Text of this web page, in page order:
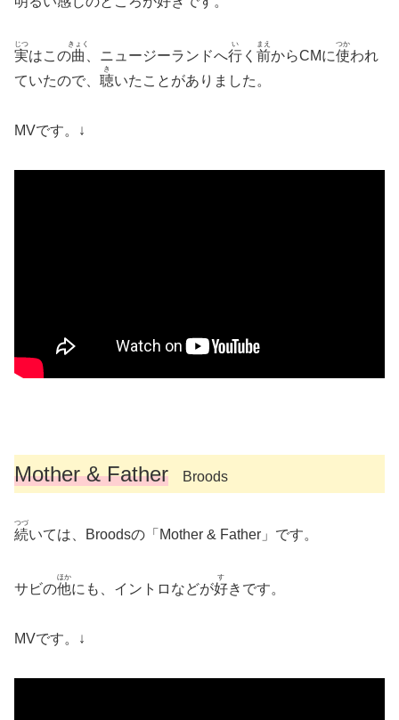
実
じつ
はこの曲
きょく
、ニュージーランドへ行
い
く 前
まえ
からCMに使
つか
われ
ていたので、 聴
き
いたことがありました。
MVです。↓
Mother & Father Broods
続
つづ
いては、Broodsの「Mother & Father」です。
サビの他
ほか
にも、イントロなどが好
す
きです。
MVです。↓